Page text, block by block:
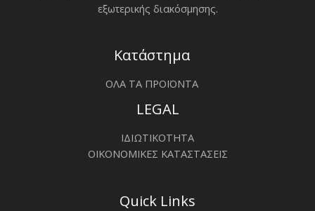
εξωτερικής διακόσμησης.
Κατάστημα
ΟΛΑ ΤΑ ΠΡΟΪΟΝΤΑ
LEGAL
ΙΔΙΩΤΙΚΟΤΗΤΑ
ΟΙΚΟΝΟΜΙΚΕΣ ΚΑΤΑΣΤΑΣΕΙΣ
Quick Links